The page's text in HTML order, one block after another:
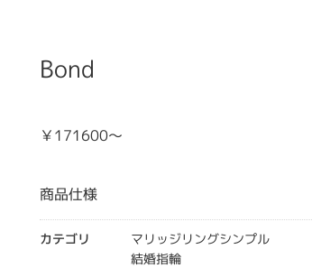
Bond
￥171600～
商品仕様
カテゴリ
マリッジリングシンプル
結婚指輪